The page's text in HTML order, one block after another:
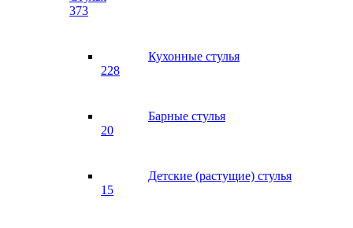
373
Кухонные стулья
228
Барные стулья
20
Детские (растущие) стулья
15